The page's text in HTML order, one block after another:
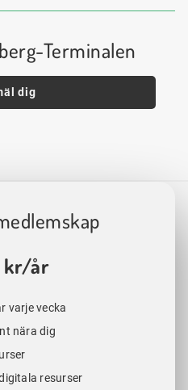
Terminalen
dig
kr/år
varje vecka
nära dig
resurser